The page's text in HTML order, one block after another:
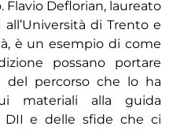
Flavio Deflorian, laureato
di Trento e
è un esempio di come
possano portare
del percorso che lo ha
materiali alla guida
DII e delle sfide che ci